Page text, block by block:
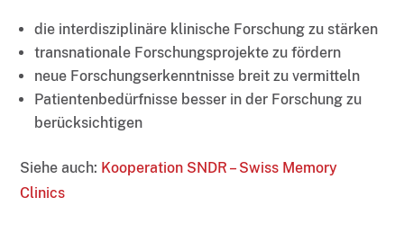
die interdisziplinäre klinische Forschung zu stärken
transnationale Forschungsprojekte zu fördern
neue Forschungserkenntnisse breit zu vermitteln
Patientenbedürfnisse besser in der Forschung zu
berücksichtigen
Siehe auch: Kooperation SNDR – Swiss Memory
Clinics